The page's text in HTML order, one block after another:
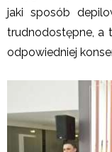
jaki sposób
trudnodostępne, a
odpowiedniej